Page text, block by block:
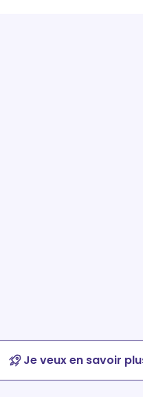
Je veux en savoir